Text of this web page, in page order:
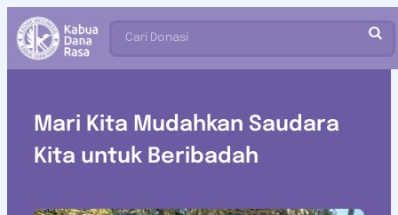
Cari Donasi
Mari Kita Mudahkan Saudara
Kita untuk Beribadah